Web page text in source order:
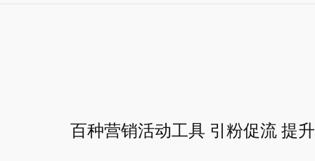
百种营销活动工具 引粉促流 提